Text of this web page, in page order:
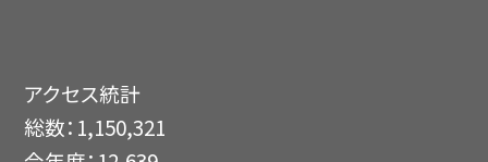
アクセス統計
総数： 1,150,321